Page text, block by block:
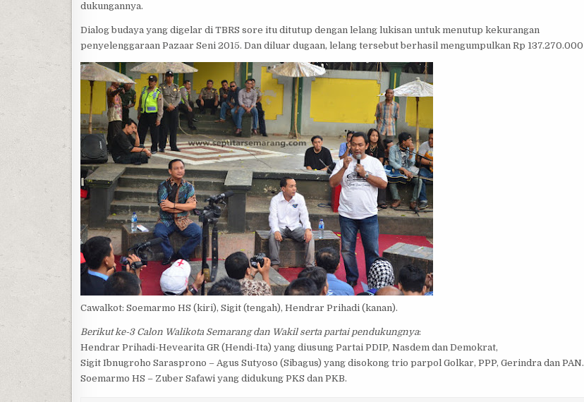
dukungannya.
Dialog budaya yang digelar di TBRS sore itu ditutup dengan lelang lukisan untuk menutup kekurangan
penyelenggaraan Pazaar Seni 2015. Dan diluar dugaan, lelang tersebut berhasil mengumpulkan Rp 137.270.000
Cawalkot: Soemarmo HS (kiri), Sigit (tengah), Hendrar Prihadi (kanan).
Berikut ke-3 Calon Walikota Semarang dan Wakil serta partai pendukungnya:
Hendrar Prihadi-Hevearita GR (Hendi-Ita) yang diusung Partai PDIP, Nasdem dan Demokrat,
Sigit Ibnugroho Sarasprono – Agus Sutyoso (Sibagus) yang disokong trio parpol Golkar, PPP, Gerindra dan PAN.
Soemarmo HS – Zuber Safawi yang didukung PKS dan PKB.